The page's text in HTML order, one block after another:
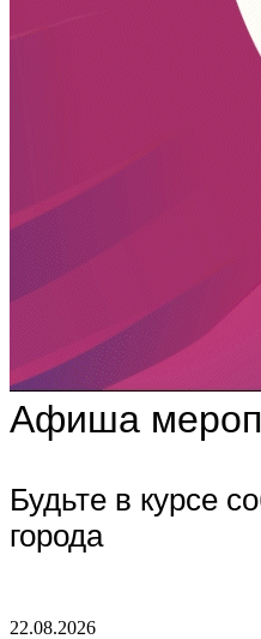
Афиша
Будьте в курсе
города
22.08.2026